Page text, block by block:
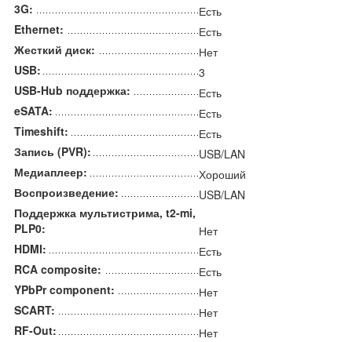
3G:
Есть
Ethernet:
Есть
Жесткий диск:
Нет
USB:
3
USB-Hub поддержка:
Есть
eSATA:
Есть
Timeshift:
Есть
Запись (PVR):
USB/LAN
Медиаплеер:
Хороший
Воспроизведение:
USB/LAN
Поддержка мультистрима, t2-mi,
PLP0:
Нет
HDMI:
Есть
RCA composite:
Есть
YPbPr component:
Нет
SCART:
Нет
RF-Out:
Нет